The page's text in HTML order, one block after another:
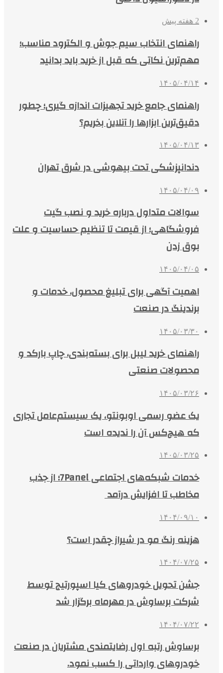
2 هفته پیش
راهنمای انتخاب سیم جوش و الکترود مناسب؛
مهم‌ترین نکاتی که قبل از خرید باید بدانید
۱۴۰۵/۰۴/۱۴
راهنمای جامع خرید تجهیزات اندازه گیری؛ چطور
دقیق‌ترین ابزارها را آنلاین بخریم؟
۱۴۰۵/۰۴/۱۳
دندانپزشکی تحت بیهوشی در شرق تهران
۱۴۰۵/۰۴/۰۹
سوالات متداول درباره خرید و نصب گیت
فروشگاهی؛ از قیمت تا تنظیم حساسیت و علت
بوق زدن
۱۴۰۵/۰۴/۰۵
اهمیت آگهی برای تبلیغ محصول، خدمات و
برندینگ در صنعت
۱۴۰۵/۰۳/۳۰
راهنمای خرید لیبل برای بسته‌بندی، چاپ بارکد و
محصولات صنعتی
۱۴۰۵/۰۳/۲۶
یک عضو رسمی اوبونتو، یک سیستم‌عامل تجاری
که هیچ‌کس آن را ندیده است
۱۴۰۵/۰۳/۲۵
خدمات شبکه‌های اجتماعی 7Panel؛ از جذب
مخاطب تا افزایش درآمد
۱۴۰۴/۰۹/۱۰
هزینه رنگ مو در شیراز چقدر است؟
۱۴۰۴/۰۷/۲۵
جشن تحویل خودروهای کیا اسپورتیج توسط
شرکت برساوش در مهرماه برگزار شد
۱۴۰۴/۰۷/۲۲
برساوش رتبه اول رضایتمندی مشتریان در صنعت
خودروهای وارداتی را کسب نمود.